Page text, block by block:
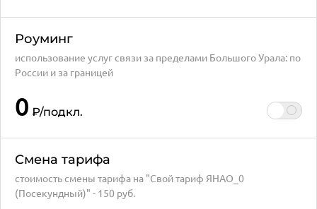
Роуминг
использование услуг связи за пределами Большого Урала: по
России и за границей
0 ₽/подкл.
Смена тарифа
стоимость смены тарифа на "Свой тариф ЯНАО_0
(Посекундный)" - 150 руб.